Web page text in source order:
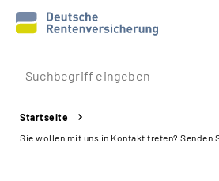
Prävention
Reha
Startseite
Sie wollen mit uns in Kontakt treten? Senden